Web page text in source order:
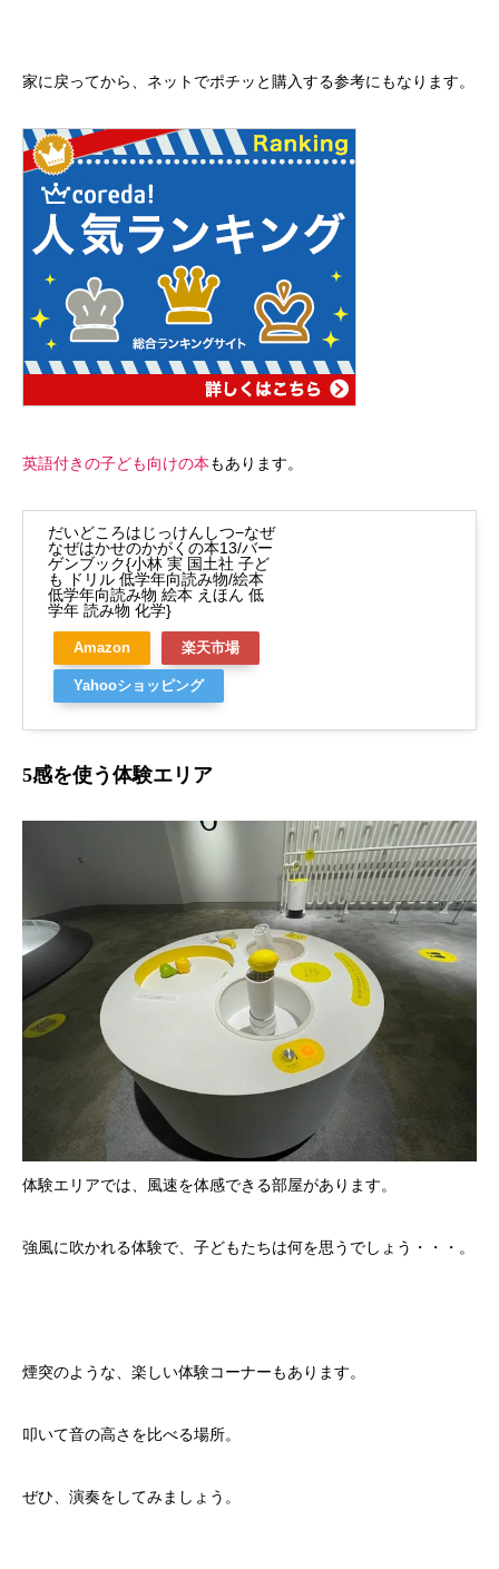
家に戻ってから、ネットでポチッと購入する参考にもなります。
英語付きの子ども向けの本もあります。
だいどころはじっけんしつ−なぜ
なぜはかせのかがくの本13/バー
ゲンブック{小林 実 国土社 子ど
も ドリル 低学年向読み物/絵本
低学年向読み物 絵本 えほん 低
学年 読み物 化学}
Amazon 楽天市場
Yahooショッピング
5感を使う体験エリア
体験エリアでは、風速を体感できる部屋があります。
強風に吹かれる体験で、子どもたちは何を思うでしょう・・・。
煙突のような、楽しい体験コーナーもあります。
叩いて音の高さを比べる場所。
ぜひ、演奏をしてみましょう。